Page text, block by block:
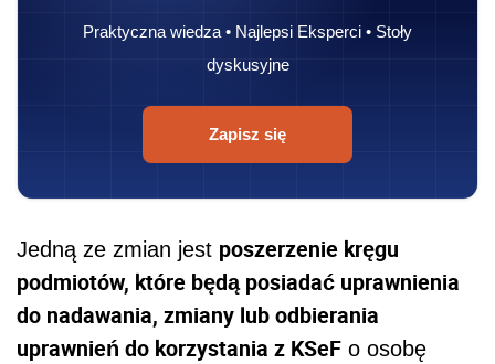
Praktyczna wiedza • Najlepsi Eksperci • Stoły
dyskusyjne
Zapisz się
Jedną ze zmian jest poszerzenie kręgu
podmiotów, które będą posiadać uprawnienia
do nadawania, zmiany lub odbierania
uprawnień do korzystania z KSeF o osobę